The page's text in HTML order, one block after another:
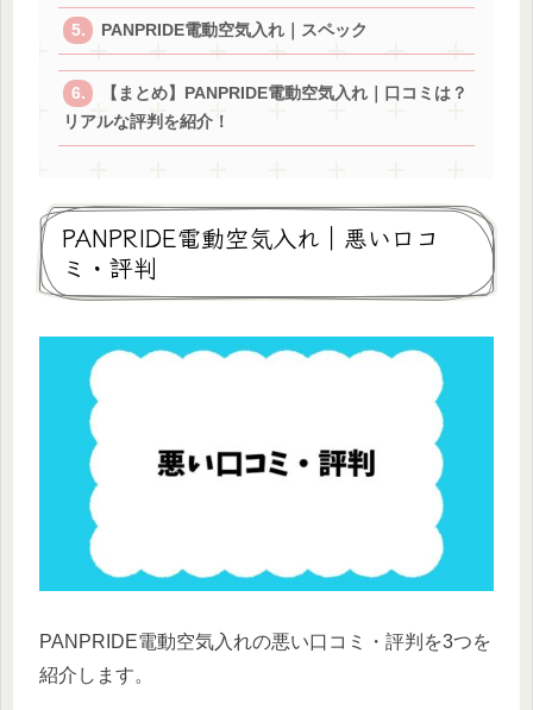
PANPRIDE電動空気入れ｜スペック
【まとめ】PANPRIDE電動空気入れ｜口コミは？
リアルな評判を紹介！
PANPRIDE電動空気入れ｜悪い口コ
ミ・評判
PANPRIDE電動空気入れの悪い口コミ・評判を3つを
紹介します。